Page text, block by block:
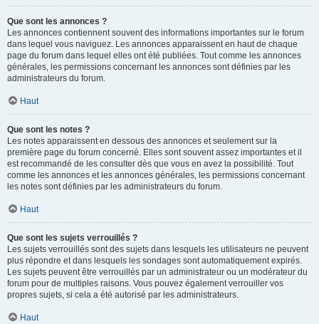
Que sont les annonces ?
Les annonces contiennent souvent des informations importantes sur le forum
dans lequel vous naviguez. Les annonces apparaissent en haut de chaque
page du forum dans lequel elles ont été publiées. Tout comme les annonces
générales, les permissions concernant les annonces sont définies par les
administrateurs du forum.
Haut
Que sont les notes ?
Les notes apparaissent en dessous des annonces et seulement sur la
première page du forum concerné. Elles sont souvent assez importantes et il
est recommandé de les consulter dès que vous en avez la possibilité. Tout
comme les annonces et les annonces générales, les permissions concernant
les notes sont définies par les administrateurs du forum.
Haut
Que sont les sujets verrouillés ?
Les sujets verrouillés sont des sujets dans lesquels les utilisateurs ne peuvent
plus répondre et dans lesquels les sondages sont automatiquement expirés.
Les sujets peuvent être verrouillés par un administrateur ou un modérateur du
forum pour de multiples raisons. Vous pouvez également verrouiller vos
propres sujets, si cela a été autorisé par les administrateurs.
Haut